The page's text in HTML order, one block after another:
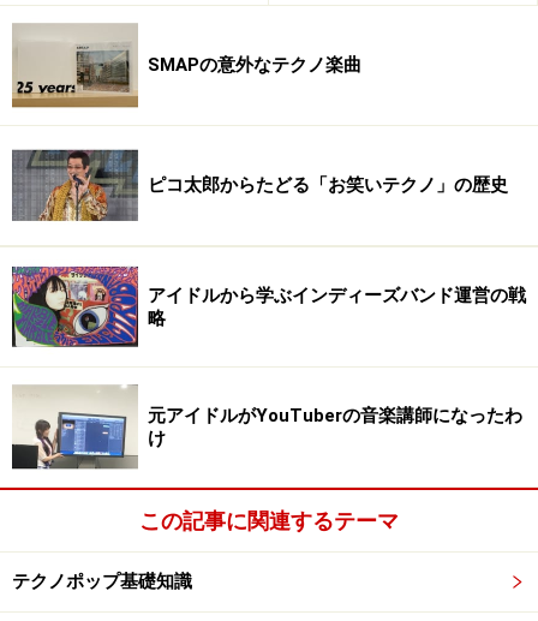
オープニングの「SUPERHEEL」の後、「真におそれられ
ずラがつきます」とMUKUMUKU様が解説してくれます。
にしきのあきら、中尾彬、池上彰、EXILEのアキ
ラ
なるほど！ そういう事だったんですね。
SMAPの意外なテクノ楽曲
ピコ太郎からたどる「お笑いテクノ」の歴史
アイドルから学ぶインディーズバンド運営の戦
略
元アイドルがYouTuberの音楽講師になったわ
け
この記事に関連するテーマ
テクノポップ基礎知識